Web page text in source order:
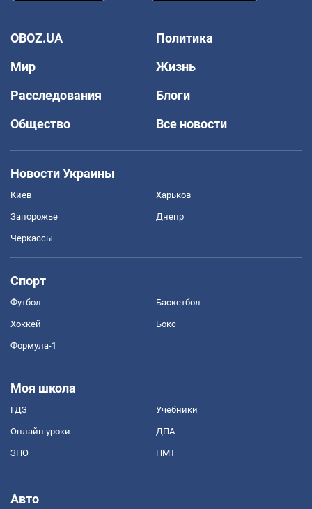
OBOZ.UA
Политика
Мир
Жизнь
Расследования
Блоги
Общество
Все новости
Новости Украины
Киев Харьков
Запорожье Днепр
Черкассы
Спорт
Футбол Баскетбол
Хоккей Бокс
Формула-1
Моя школа
ГДЗ Учебники
Онлайн уроки ДПА
ЗНО НМТ
Авто